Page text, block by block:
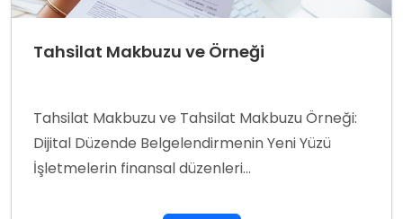
Tahsilat Makbuzu ve Örneği
Tahsilat Makbuzu ve Tahsilat Makbuzu Örneği:
Dijital Düzende Belgelendirmenin Yeni Yüzü
İşletmelerin finansal düzenleri...